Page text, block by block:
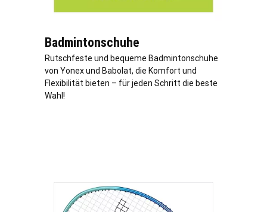
Badmintonschuhe
Rutschfeste und bequeme Badmintonschuhe
von Yonex und Babolat, die Komfort und
Flexibilität bieten – für jeden Schritt die beste
Wahl!